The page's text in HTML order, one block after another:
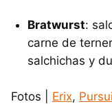
Bratwurst:
carne de
salchichas y
Fotos | Erix,